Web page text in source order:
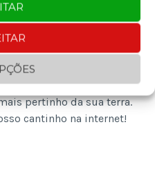
essa receita ajuda a matar
pertinho da sua terra.
cantinho na internet!